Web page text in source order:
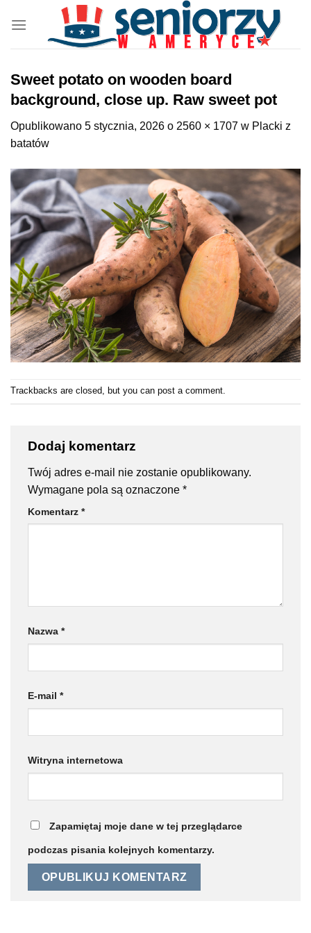
zawartości
Sweet potato on wooden board
background, close up. Raw sweet pot
Opublikowano 5 stycznia, 2026 o 2560 × 1707 w Placki z
batatów
Trackbacks are closed, but you can post a comment.
Dodaj komentarz
Twój adres e-mail nie zostanie opublikowany.
Wymagane pola są oznaczone *
Komentarz *
Nazwa *
E-mail *
Witryna internetowa
Zapamiętaj moje dane w tej przeglądarce
podczas pisania kolejnych komentarzy.